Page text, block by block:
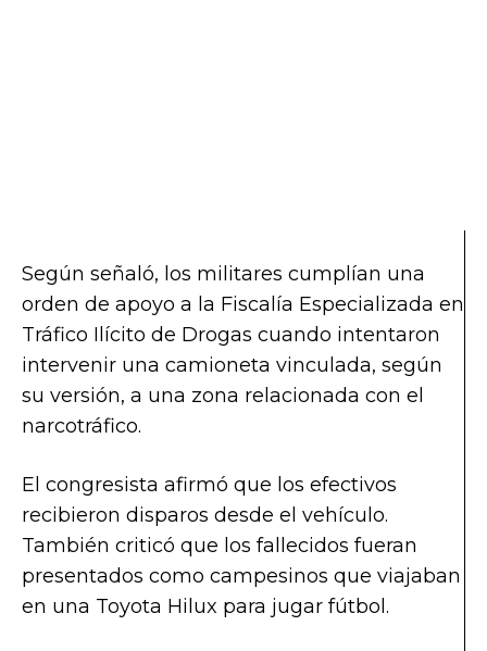
Según señaló, los militares cumplían una
orden de apoyo a la Fiscalía Especializada en
Tráfico Ilícito de Drogas cuando intentaron
intervenir una camioneta vinculada, según
su versión, a una zona relacionada con el
narcotráfico.
El congresista afirmó que los efectivos
recibieron disparos desde el vehículo.
También criticó que los fallecidos fueran
presentados como campesinos que viajaban
en una Toyota Hilux para jugar fútbol.